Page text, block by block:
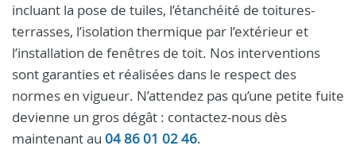
incluant la pose de tuiles, l’étanchéité de toitures-
terrasses, l’isolation thermique par l’extérieur et
l’installation de fenêtres de toit. Nos interventions
sont garanties et réalisées dans le respect des
normes en vigueur. N’attendez pas qu’une petite fuite
devienne un gros dégât : contactez-nous dès
maintenant au 04 86 01 02 46.